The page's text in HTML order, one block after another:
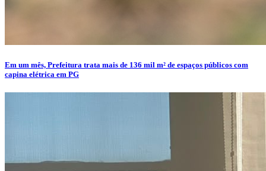
Em um mês, Prefeitura trata mais de 136 mil m² de espaços públicos com
capina elétrica em PG